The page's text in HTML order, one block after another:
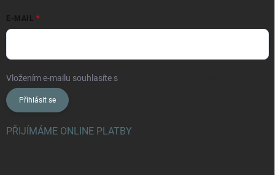
E-MAIL
Vložením e-mailu souhlasíte s
Přihlásit se
PŘIJÍMÁME ONLINE PLATBY